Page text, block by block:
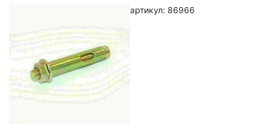
артикул: 86966